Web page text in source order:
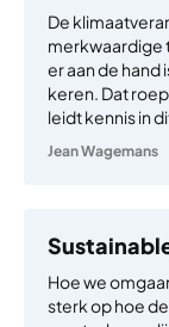
De
merkwaardige
er aan de hand
keren. Dat
leidt kennis in
Jean Wagemans
Hoe we
sterk op hoe